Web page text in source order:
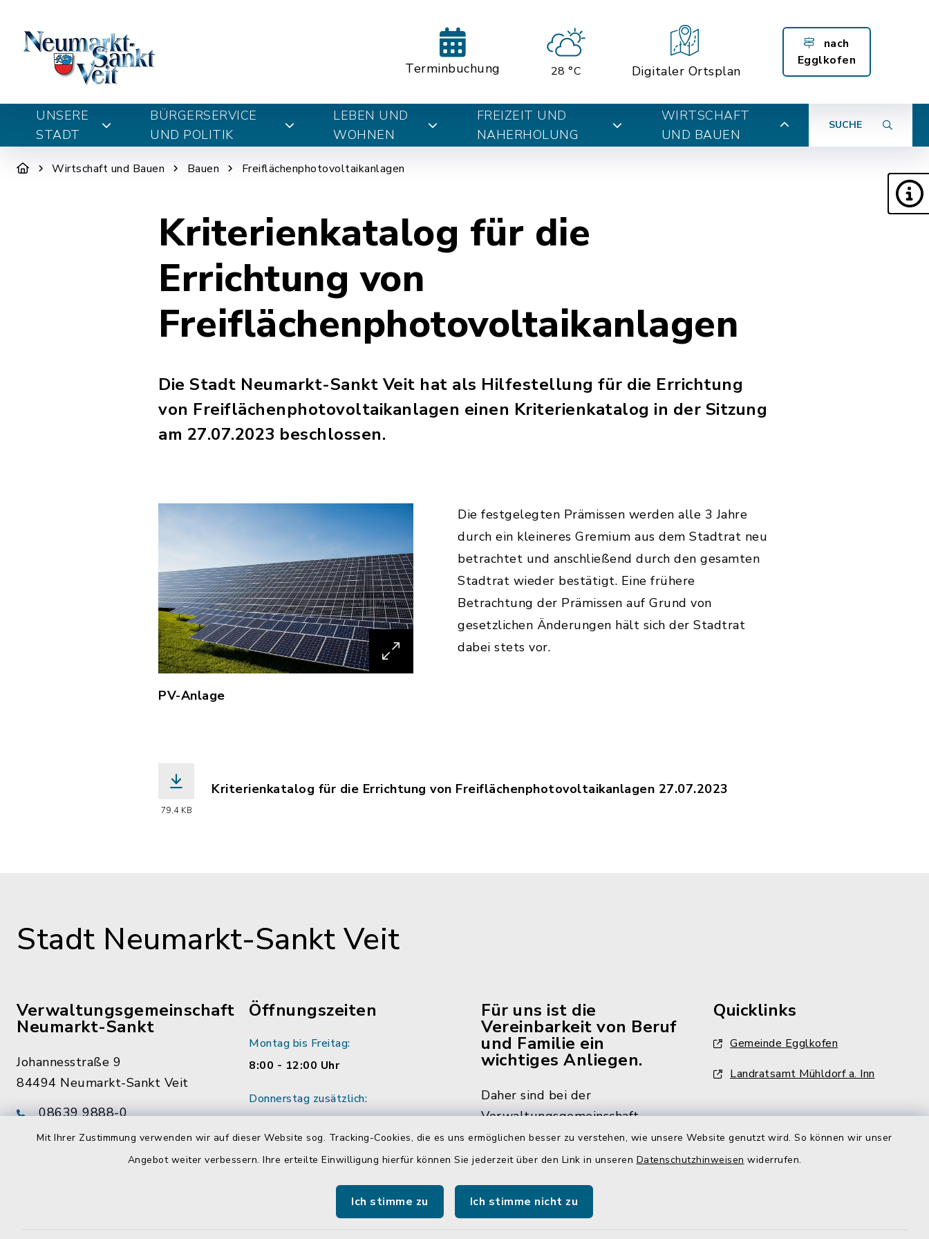
Mit Ihrer Zustimmung verwenden wir auf dieser Website sog. Tracking-Cookies, die es uns ermöglichen besser zu verstehen, wie unsere Website genutzt wird. So können wir unser
Angebot weiter verbessern. Ihre erteilte Einwilligung hierfür können Sie jederzeit über den Link in unseren Datenschutzhinweisen widerrufen.
Ich stimme zu Ich stimme nicht zu
Terminbuchung 28 °C Digitaler Ortsplan
nach
Egglkofen
UNSERE
STADT
BÜRGERSERVICE
UND POLITIK
LEBEN UND
WOHNEN
FREIZEIT UND
NAHERHOLUNG
WIRTSCHAFT
UND BAUEN
SUCHE
Wirtschaft und Bauen Bauen Freiflächenphotovoltaikanlagen
Kriterienkatalog für die
Errichtung von
Freiflächenphotovoltaikanlagen
Die Stadt Neumarkt-Sankt Veit hat als Hilfestellung für die Errichtung
von Freiflächenphotovoltaikanlagen einen Kriterienkatalog in der Sitzung
am 27.07.2023 beschlossen.
PV-Anlage
Die festgelegten Prämissen werden alle 3 Jahre
durch ein kleineres Gremium aus dem Stadtrat neu
betrachtet und anschließend durch den gesamten
Stadtrat wieder bestätigt. Eine frühere
Betrachtung der Prämissen auf Grund von
gesetzlichen Änderungen hält sich der Stadtrat
dabei stets vor.
79,4 KB
Kriterienkatalog für die Errichtung von Freiflächenphotovoltaikanlagen 27.07.2023
Stadt Neumarkt-Sankt Veit
Verwaltungsgemeinschaft
Neumarkt-Sankt
Johannesstraße 9
84494 Neumarkt-Sankt Veit
08639 9888-0
08639 9888-28
vg@neumarkt-sankt-veit.de
Öffnungszeiten
Montag bis Freitag:
8:00 - 12:00 Uhr
Donnerstag zusätzlich:
14:00 - 18:00 Uhr
vorab Termine mit den
Mitarbeiter/innen.
Für uns ist die
Vereinbarkeit von Beruf
und Familie ein
wichtiges Anliegen.
Daher sind bei der
Verwaltungsgemeinschaft
Neumarkt-Sankt Veit mehr als
die Hälfte der Mitarbeiter und
beschäftigt. Das bedingt aber,
dass Sie Sachbearbeiter
Quicklinks
Gemeinde Egglkofen
Landratsamt Mühldorf a. Inn